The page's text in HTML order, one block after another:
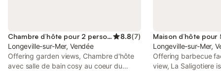
Chambre d’hôte pour 2 personnes 8.8(7)
Longeville-sur-Mer, Vendée
Offering garden views, Chambre d'hôte
avec salle de bain cosy au coeur du
Longeville-sur-Mer,
Offering barbecue
view, La Saligotiere